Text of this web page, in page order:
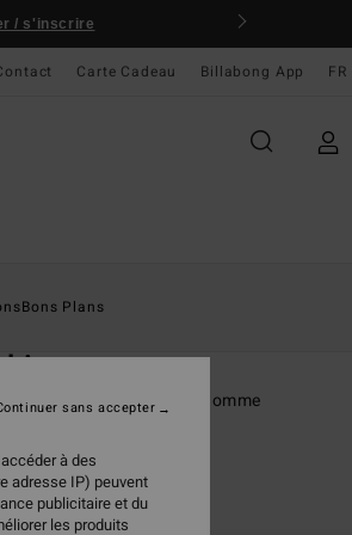
/ s'inscrire
Carte Cadeau Billabong App
Bons Plans
à manches courtes Vert Homme
50%
à des
adresse IP) peuvent
publicitaire et du
les produits
sans accepter